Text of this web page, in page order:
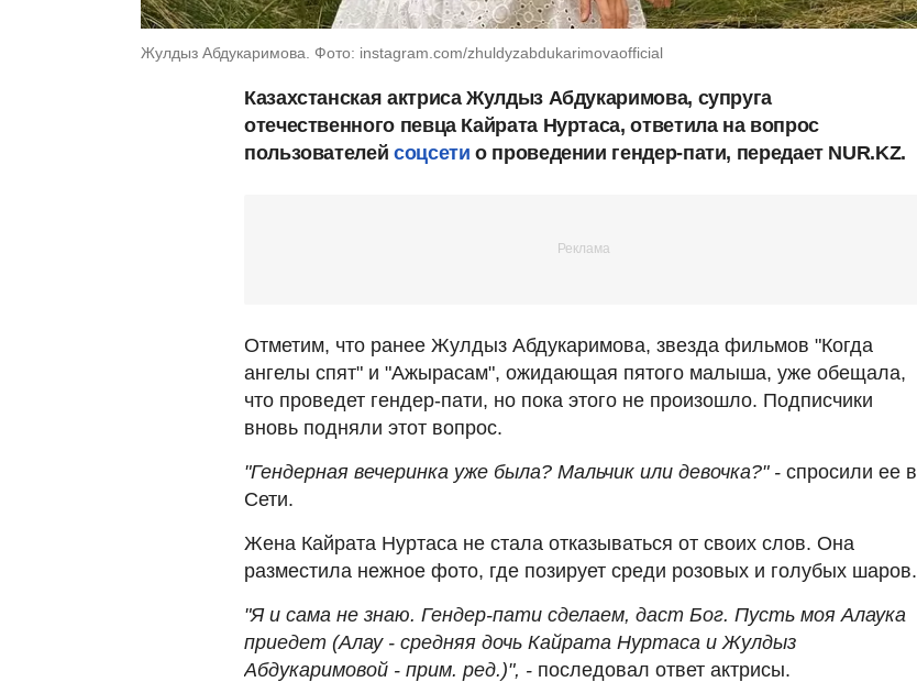
Жулдыз Абдукаримова. Фото: instagram.com/zhuldyzabdukarimovaofficial
Казахстанская актриса Жулдыз Абдукаримова, супруга
отечественного певца Кайрата Нуртаса, ответила на вопрос
пользователей соцсети о проведении гендер-пати, передает NUR.KZ.
Отметим, что ранее Жулдыз Абдукаримова, звезда фильмов "Когда
ангелы спят" и "Ажырасам", ожидающая пятого малыша, уже обещала,
что проведет гендер-пати, но пока этого не произошло. Подписчики
вновь подняли этот вопрос.
"Гендерная вечеринка уже была? Мальчик или девочка?" - спросили ее в
Сети.
Жена Кайрата Нуртаса не стала отказываться от своих слов. Она
разместила нежное фото, где позирует среди розовых и голубых шаров.
"Я и сама не знаю. Гендер-пати сделаем, даст Бог. Пусть моя Алаука
приедет (Алау - средняя дочь Кайрата Нуртаса и Жулдыз
Абдукаримовой - прим. ред.)", - последовал ответ актрисы.